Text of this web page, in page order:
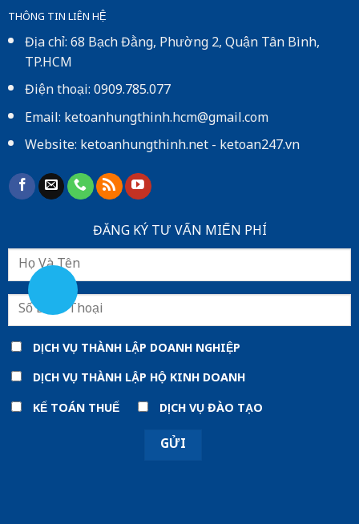
THÔNG TIN LIÊN HỆ
Địa chỉ: 68 Bạch Đằng, Phường 2, Quận Tân Bình,
TP.HCM
Điện thoại: 0909.785.077
Email: ketoanhungthinh.hcm@gmail.com
Website:ketoanhungthinh.net-ketoan247.vn
ĐĂNG KÝ TƯ VẤN MIẾN PHÍ
DỊCH VỤ THÀNH LẬP DOANH NGHIỆP
DỊCH VỤ THÀNH LẬP HỘ KINH DOANH
KẾ TOÁN THUẾ
DỊCH VỤ ĐÀO TẠO